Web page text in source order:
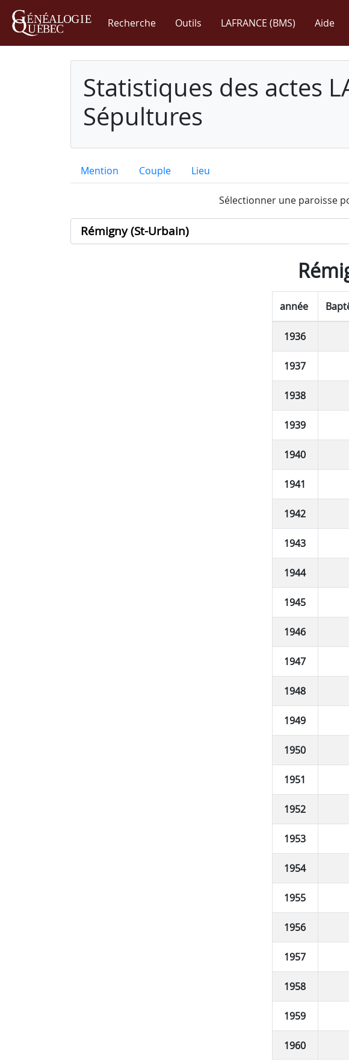
Recherche Outils LAFRANCE (BMS) Aide
Statistiques des actes
Sépultures
Mention Couple Lieu
Sélectionner une paroisse
année
1936
1937
1938
1939
1940
1941
1942
1943
1944
1945
1946
1947
1948
1949
1950
1951
1952
1953
1954
1955
1956
1957
1958
1959
1960